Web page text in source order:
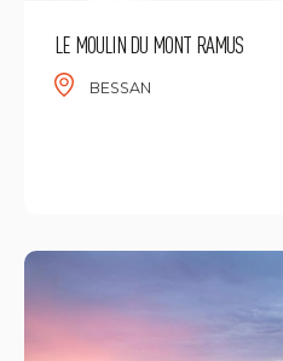
LE MOULIN DU MONT RAMUS
BESSAN